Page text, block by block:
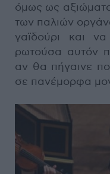
όμως ως
των παλιών
γαϊδούρι και
ρωτούσα αυτόν
αν θα πήγαινε
σε πανέμορφα